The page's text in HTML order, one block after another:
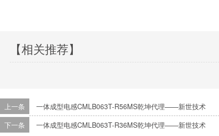
【相关推荐】
上一条
一体成型电感CMLB063T-R56MS乾坤代理——新世技术
下一条
一体成型电感CMLB063T-R36MS乾坤代理——新世技术